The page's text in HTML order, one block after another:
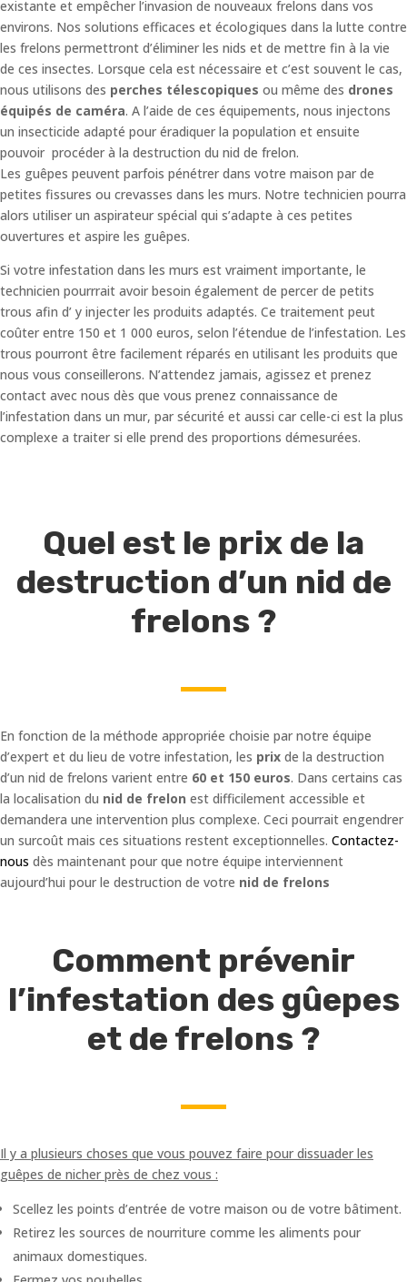
existante et empêcher l’invasion de nouveaux frelons dans vos
environs. Nos solutions efficaces et écologiques dans la lutte contre
les frelons permettront d’éliminer les nids et de mettre fin à la vie
de ces insectes. Lorsque cela est nécessaire et c’est souvent le cas,
nous utilisons des perches télescopiques ou même des drones
équipés de caméra. A l’aide de ces équipements, nous injectons
un insecticide adapté pour éradiquer la population et ensuite
pouvoir procéder à la destruction du nid de frelon.
Les guêpes peuvent parfois pénétrer dans votre maison par de
petites fissures ou crevasses dans les murs. Notre technicien pourra
alors utiliser un aspirateur spécial qui s’adapte à ces petites
ouvertures et aspire les guêpes.
Si votre infestation dans les murs est vraiment importante, le
technicien pourrrait avoir besoin également de percer de petits
trous afin d’ y injecter les produits adaptés. Ce traitement peut
coûter entre 150 et 1 000 euros, selon l’étendue de l’infestation. Les
trous pourront être facilement réparés en utilisant les produits que
nous vous conseillerons. N’attendez jamais, agissez et prenez
contact avec nous dès que vous prenez connaissance de
l’infestation dans un mur, par sécurité et aussi car celle-ci est la plus
complexe a traiter si elle prend des proportions démesurées.
Quel est le prix de la
destruction d’un nid de
frelons ?
En fonction de la méthode appropriée choisie par notre équipe
d’expert et du lieu de votre infestation, les prix de la destruction
d’un nid de frelons varient entre 60 et 150 euros. Dans certains cas
la localisation du nid de frelon est difficilement accessible et
demandera une intervention plus complexe. Ceci pourrait engendrer
un surcoût mais ces situations restent exceptionnelles. Contactez-
nous dès maintenant pour que notre équipe interviennent
aujourd’hui pour le destruction de votre nid de frelons
Comment prévenir
l’infestation des gûepes
et de frelons ?
Il y a plusieurs choses que vous pouvez faire pour dissuader les
guêpes de nicher près de chez vous :
Scellez les points d’entrée de votre maison ou de votre bâtiment.
Retirez les sources de nourriture comme les aliments pour
animaux domestiques.